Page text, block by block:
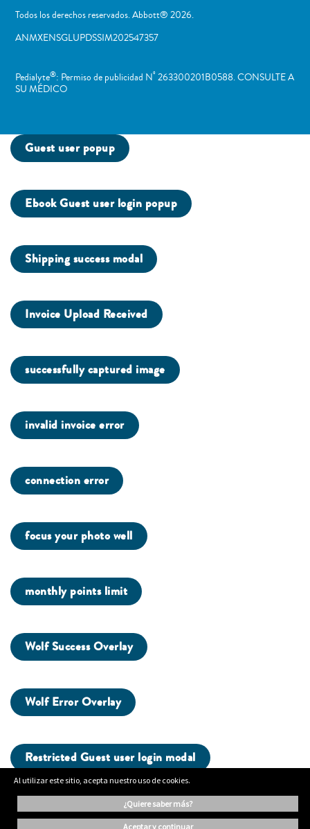
Todos los derechos reservados. Abbott® 2026.
ANMXENSGLUPDSSIM202547357
Pedialyte®: Permiso de publicidad Nº 263300201B0588. CONSULTE A
SU MÉDICO
Guest user popup
Ebook Guest user login popup
Shipping success modal
Invoice Upload Received
successfully captured image
invalid invoice error
connection error
focus your photo well
monthly points limit
Wolf Success Overlay
Wolf Error Overlay
Restricted Guest user login modal
Al utilizar este sitio, acepta nuestro uso de cookies.
¿quiere saber más?
aceptar y continuar